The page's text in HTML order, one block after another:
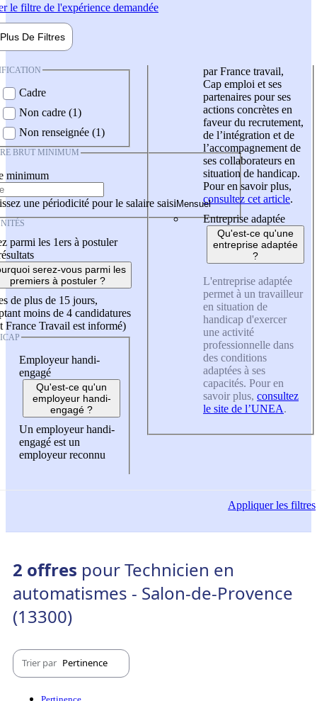
le filtre de l'expérience demandée
Plus De Filtres
Cadre
Non cadre (1)
Non renseignée (1)
BRUT MINIMUM
minimum
une périodicité pour le salaire saisi
parmi les 1ers à postuler
serez-vous parmi les
premiers à postuler ?
de plus de 15 jours,
moins de 4 candidatures
France Travail est informé)
Employeur handi-
engagé
Qu'est-ce qu'un
employeur handi-
engagé ?
Un employeur handi-
engagé est un
employeur reconnu
par France travail,
Cap emploi et ses
partenaires pour ses
actions concrètes en
faveur du recrutement,
de l’intégration et de
l’accompagnement de
ses collaborateurs en
situation de handicap.
Pour en savoir plus,
consultez cet article.
Entreprise adaptée
Qu'est-ce qu'une
entreprise adaptée
?
L'entreprise adaptée
permet à un travailleur
en situation de
handicap d'exercer
une activité
professionnelle dans
des conditions
adaptées à ses
capacités. Pour en
savoir plus, consultez
le site de l’UNEA.
Appliquerles filtres
2 offres pour Technicien en
automatismes - Salon-de-Provence
(13300)
Trier par Pertinence